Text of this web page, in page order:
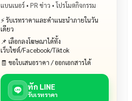
แบนเนอร์ • PR ข่าว • โปรโมตกิจกรรม
⚡ รับเรทราคาและคำแนะนำภายในวัน
เดียว
📌 เลือกลงโฆษณาได้ทั้ง
เว็บไซต์/Facebook/Tiktok
🧾 ขอใบเสนอราคา / ออกเอกสารได้
ทัก LINE
รับเรทราคา